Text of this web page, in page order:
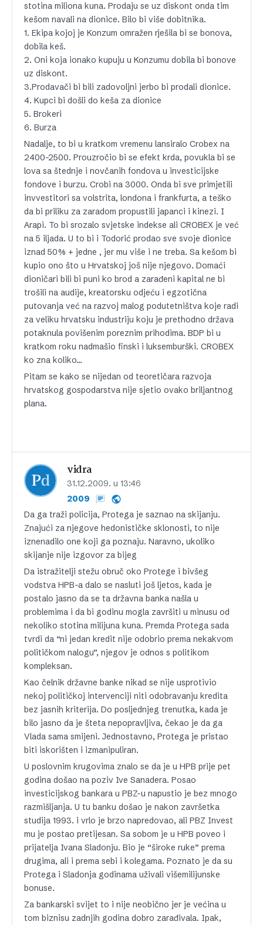
stotina miliona kuna. Prodaju se uz diskont onda tim
kešom navali na dionice. Bilo bi više dobitnika.
1. Ekipa kojoj je Konzum omražen rješila bi se bonova,
dobila keš.
2. Oni koja ionako kupuju u Konzumu dobila bi bonove
uz diskont.
3.Prodavači bi bili zadovoljni jerbo bi prodali dionice.
4. Kupci bi došli do keša za dionice
5. Brokeri
6. Burza
Nadalje, to bi u kratkom vremenu lansiralo Crobex na
2400-2500. Prouzročio bi se efekt krda, povukla bi se
lova sa štednje i novčanih fondova u investicijske
fondove i burzu. Crobi na 3000. Onda bi sve primjetili
invvestitori sa volstrita, londona i frankfurta, a teško
da bi priliku za zaradom propustili japanci i kinezi. I
Arapi. To bi srozalo svjetske indekse ali CROBEX je već
na 5 iljada. U to bi i Todorić prodao sve svoje dionice
iznad 50% + jedne , jer mu više i ne treba. Sa kešom bi
kupio ono što u Hrvatskoj još nije njegovo. Domaći
dioničari bili bi puni ko brod a zarađeni kapital ne bi
trošili na audije, kreatorsku odjeću i egzotična
putovanja već na razvoj malog podutetništva koje radi
za veliku hrvatsku industriju koju je prethodno država
potaknula povišenim poreznim prihodima. BDP bi u
kratkom roku nadmašio finski i luksemburški. CROBEX
ko zna koliko…
Pitam se kako se nijedan od teoretičara razvoja
hrvatskog gospodarstva nije sjetio ovako briljantnog
plana.
vidra
31.12.2009. u 13:46
2009
Da ga traži policija, Protega je saznao na skijanju.
Znajući za njegove hedonističke sklonosti, to nije
iznenadilo one koji ga poznaju. Naravno, ukoliko
skijanje nije izgovor za bijeg
Da istražitelji stežu obruč oko Protege i bivšeg
vodstva HPB-a dalo se nasluti još ljetos, kada je
postalo jasno da se ta državna banka našla u
problemima i da bi godinu mogla završiti u minusu od
nekoliko stotina milijuna kuna. Premda Protega sada
tvrdi da “ni jedan kredit nije odobrio prema nekakvom
političkom nalogu”, njegov je odnos s politikom
kompleksan.
Kao čelnik državne banke nikad se nije usprotivio
nekoj političkoj intervenciji niti odobravanju kredita
bez jasnih kriterija. Do posljednjeg trenutka, kada je
bilo jasno da je šteta nepopravljiva, čekao je da ga
Vlada sama smijeni. Jednostavno, Protega je pristao
biti iskorišten i izmanipuliran.
U poslovnim krugovima znalo se da je u HPB prije pet
godina došao na poziv Ive Sanadera. Posao
investicijskog bankara u PBZ-u napustio je bez mnogo
razmišljanja. U tu banku došao je nakon završetka
studija 1993. i vrlo je brzo napredovao, ali PBZ Invest
mu je postao pretijesan. Sa sobom je u HPB poveo i
prijatelja Ivana Sladonju. Bio je “široke ruke” prema
drugima, ali i prema sebi i kolegama. Poznato je da su
Protega i Sladonja godinama uživali višemilijunske
bonuse.
Za bankarski svijet to i nije neobično jer je većina u
tom biznisu zadnjih godina dobro zarađivala. Ipak,